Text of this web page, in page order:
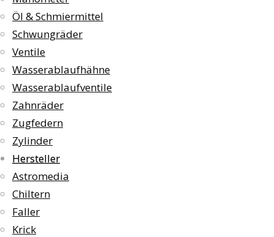
Öl & Schmiermittel
Schwungräder
Ventile
Wasserablaufhähne
Wasserablaufventile
Zahnräder
Zugfedern
Zylinder
Hersteller
Astromedia
Chiltern
Faller
Krick